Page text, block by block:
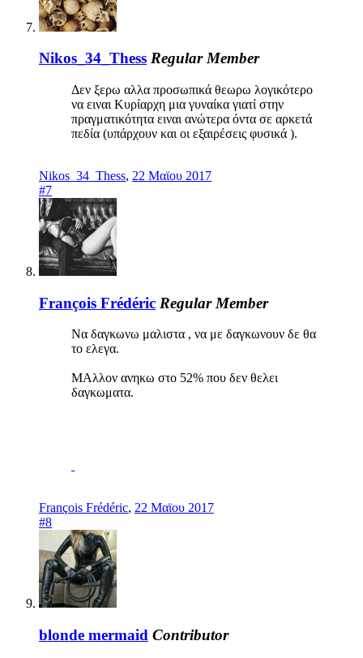
Nikos_34_Thess Regular Member
Δεν ξερω αλλα προσωπικά θεωρω λογικότερο
να ειναι Κυρίαρχη μια γυναίκα γιατί στην
πραγματικότητα ειναι ανώτερα όντα σε αρκετά
πεδία (υπάρχουν και οι εξαιρέσεις φυσικά ).
Nikos_34_Thess, 22 Μαϊου 2017
#7
François Frédéric Regular Member
Να δαγκωνω μαλιστα , να με δαγκωνουν δε θα
το ελεγα.
ΜΑλλον ανηκω στο 52% που δεν θελει
δαγκωματα.
François Frédéric, 22 Μαϊου 2017
#8
blonde mermaid Contributor